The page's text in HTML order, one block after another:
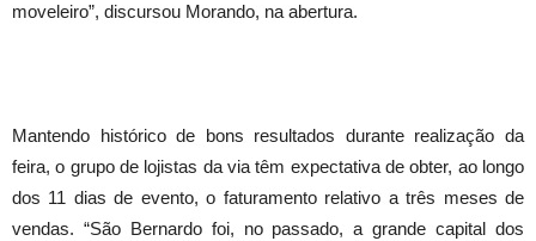
moveleiro”, discursou Morando, na abertura.
Mantendo histórico de bons resultados durante realização da
feira, o grupo de lojistas da via têm expectativa de obter, ao longo
dos 11 dias de evento, o faturamento relativo a três meses de
vendas. “São Bernardo foi, no passado, a grande capital dos